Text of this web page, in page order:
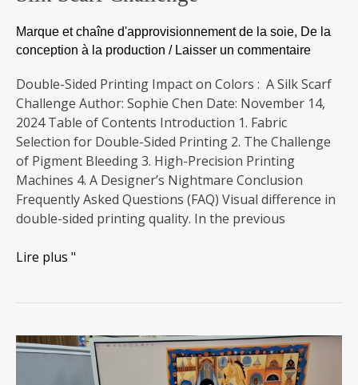
Marque et chaîne d'approvisionnement de la soie, De la
conception à la production / Laisser un commentaire
Double-Sided Printing Impact on Colors : A Silk Scarf
Challenge Author: Sophie Chen Date: November 14,
2024 Table of Contents Introduction 1. Fabric
Selection for Double-Sided Printing 2. The Challenge
of Pigment Bleeding 3. High-Precision Printing
Machines 4. A Designer’s Nightmare Conclusion
Frequently Asked Questions (FAQ) Visual difference in
double-sided printing quality. In the previous
Lire plus "
Différence